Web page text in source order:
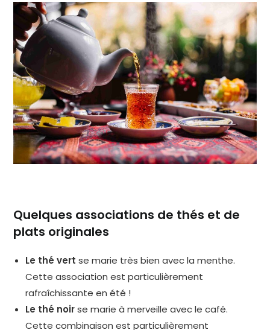
Quelques associations de thés et de
plats originales
Le thé vert se marie très bien avec la menthe.
Cette association est particulièrement
rafraîchissante en été !
Le thé noirse marie à merveille avec le café.
Cette combinaison est particulièrement